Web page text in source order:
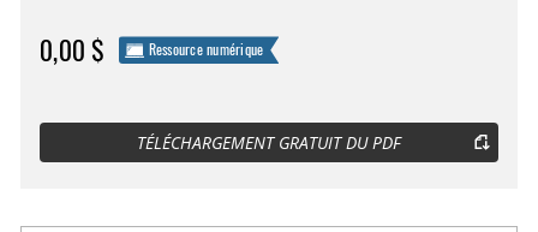
0,00 $ Ressource numérique
TÉLÉCHARGEMENT GRATUIT DU PDF